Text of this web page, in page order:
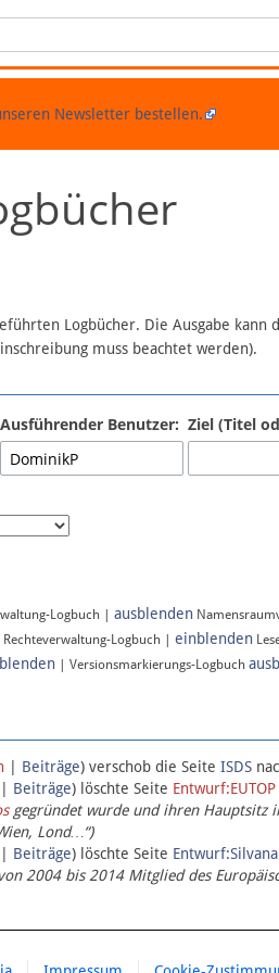
Newsletter bestellen.
Logbücher. Die Ausgabe kann
muss beachtet werden).
Ausführender Benutzer: Ziel (Titel
Logbuch | ausblenden
Rechteverwaltung-Logbuch | einblenden
| Versionsmarkierungs-Logbuch
| Beiträge) verschob die Seite ISDS
| Beiträge) löschte Seite Entwurf:EUTOP
gegründet wurde und ihren Hauptsitz
Lond…“)
| Beiträge) löschte Seite
2004 bis 2014 Mitglied des